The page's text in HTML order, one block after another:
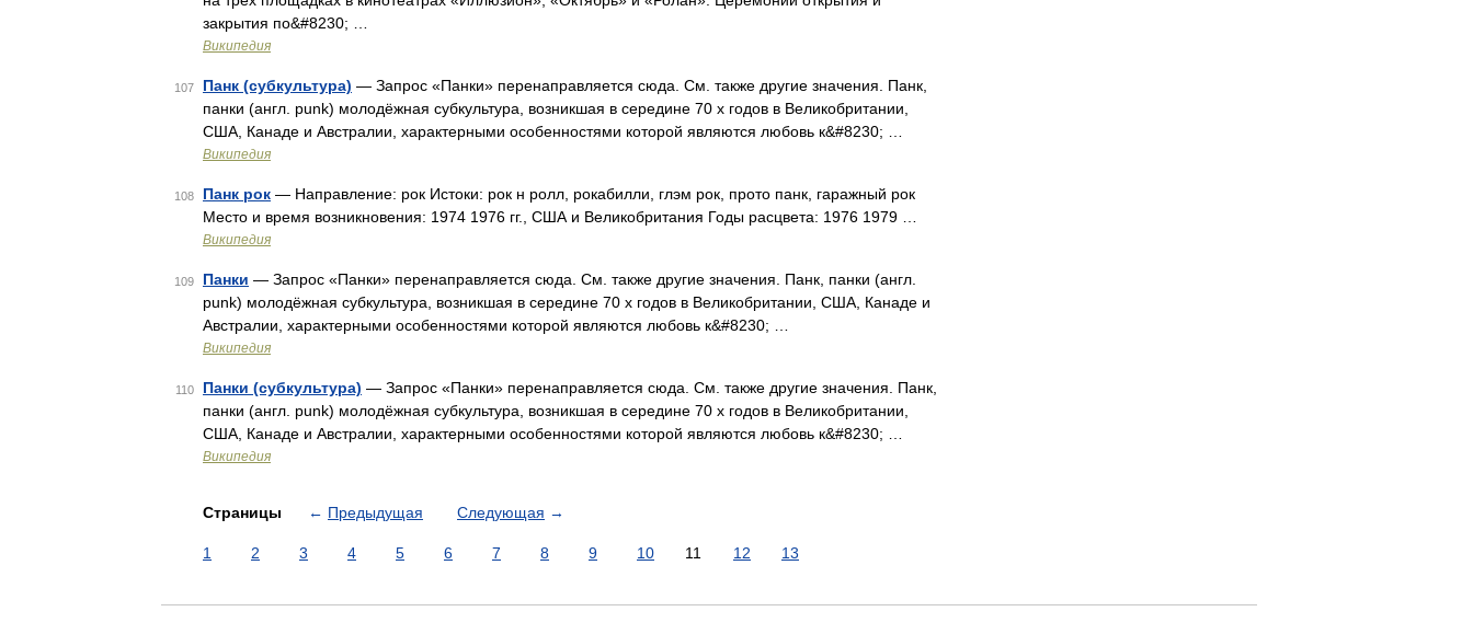
закрытия по&#8230; …
Википедия
107 Панк (субкультура) — Запрос «Панки» перенаправляется сюда. Cм. также другие значения. Панк,
панки (англ. punk) молодёжная субкультура, возникшая в середине 70 х годов в Великобритании,
США, Канаде и Австралии, характерными особенностями которой являются любовь к&#8230; …
Википедия
108 Панк рок — Направление: рок Истоки: рок н ролл, рокабилли, глэм рок, прото панк, гаражный рок
Место и время возникновения: 1974 1976 гг., США и Великобритания Годы расцвета: 1976 1979 …
Википедия
109 Панки — Запрос «Панки» перенаправляется сюда. Cм. также другие значения. Панк, панки (англ.
punk) молодёжная субкультура, возникшая в середине 70 х годов в Великобритании, США, Канаде и
Австралии, характерными особенностями которой являются любовь к&#8230; …
Википедия
110 Панки (субкультура) — Запрос «Панки» перенаправляется сюда. Cм. также другие значения. Панк,
панки (англ. punk) молодёжная субкультура, возникшая в середине 70 х годов в Великобритании,
США, Канаде и Австралии, характерными особенностями которой являются любовь к&#8230; …
Википедия
Страницы ← Предыдущая Следующая →
1 2 3 4 5 6 7 8 9 10 11 12 13